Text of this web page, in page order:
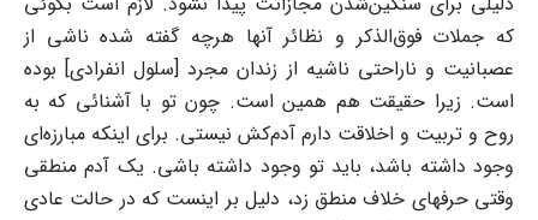
که جملات فوق‌الذکر و نظائر آنها هرچه گفته شده ناشی از
عصبانیت و ناراحتی ناشیه از زندان مجرد [سلول انفرادی] بوده
است. زیرا حقیقت هم همین است. چون تو با آشنائی که به
روح و تربیت و اخلاقت دارم آدم‌کش نیستی. برای اینکه مبارزه‌ای
وجود داشته باشد، باید تو وجود داشته باشی. یک آدم منطقی
وقتی حرفهای خلاف منطق زد، دلیل بر اینست که در حالت عادی